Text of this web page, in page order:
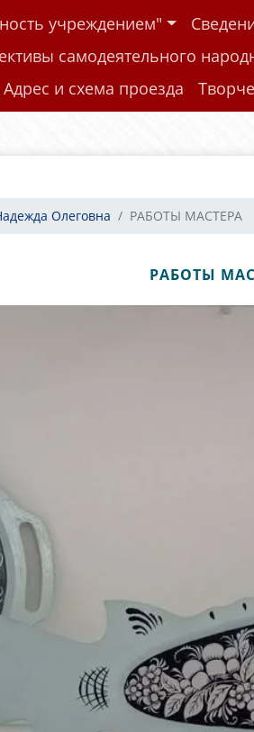
учреждением"
самодеятельного
Адрес и схема проезда
Олеговна РАБОТЫ МАСТЕРА
РАБОТЫ